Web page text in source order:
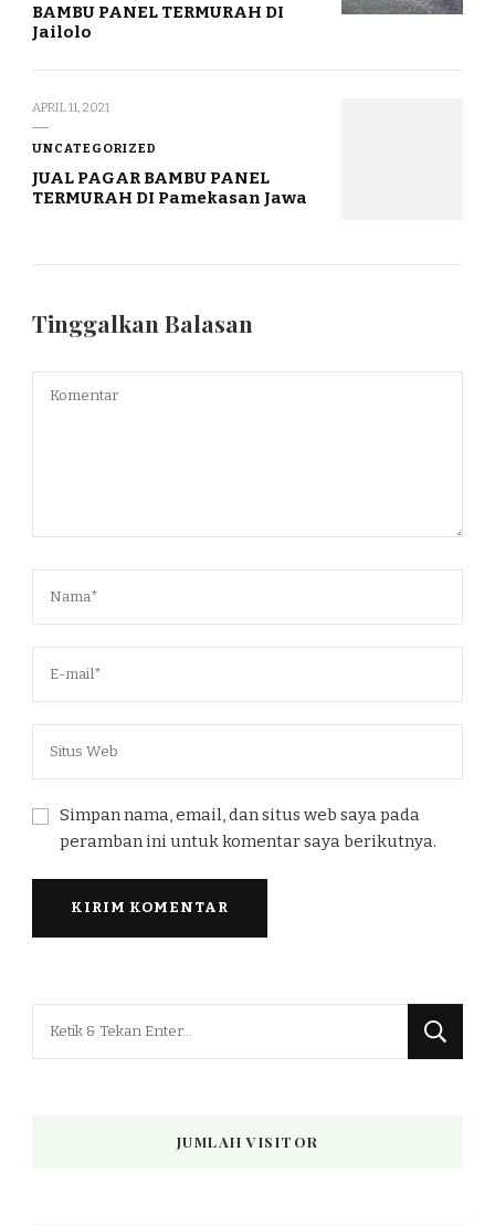
BAMBU PANEL TERMURAH DI
Jailolo
APRIL 11, 2021
UNCATEGORIZED
JUAL PAGAR BAMBU PANEL
TERMURAH DI Pamekasan Jawa
Tinggalkan Balasan
Simpan nama, email, dan situs web saya pada
peramban ini untuk komentar saya berikutnya.
JUMLAH VISITOR